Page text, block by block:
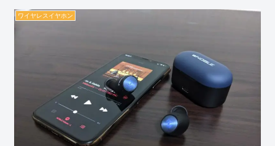
ワイヤレスイヤホン